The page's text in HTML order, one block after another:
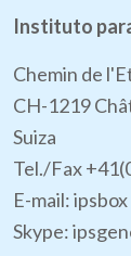
Instituto
Chemin de
CH-1219
Suiza
Tel./Fax
E-mail:
Skype: